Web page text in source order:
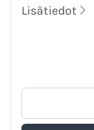
Lisätiedot